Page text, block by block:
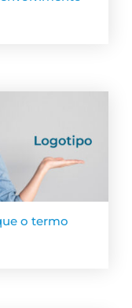
o termo